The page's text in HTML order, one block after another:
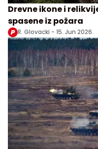
Drevne ikone i
spasene iz požara
R. Glovacki - 15. Jun 2026.